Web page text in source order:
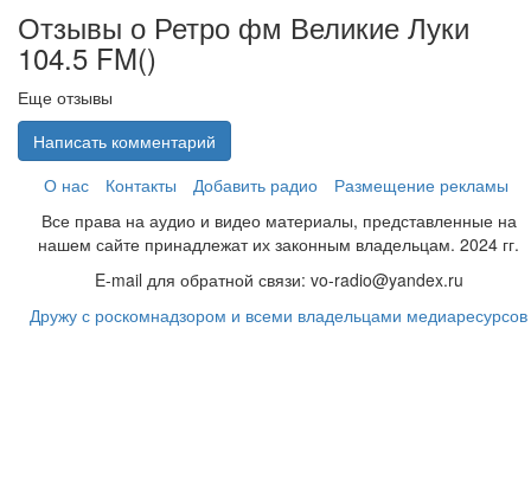
Отзывы о Ретро фм Великие Луки
104.5 FM()
Еще отзывы
Написать комментарий
О нас
Контакты Добавить радио
Размещение рекламы
Все права на аудио и видео материалы, представленные на
нашем сайте принадлежат их законным владельцам. 2024 гг.
E-mail для обратной связи: vo-radio@yandex.ru
Дружу с роскомнадзором и всеми владельцами медиаресурсов